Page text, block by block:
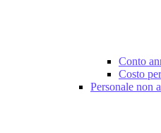
Conto
Costo
Personale non